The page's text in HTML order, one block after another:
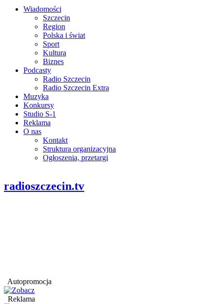
Wiadomości
Szczecin
Region
Polska i świat
Sport
Kultura
Biznes
Podcasty
Radio Szczecin
Radio Szczecin Extra
Muzyka
Konkursy
Studio S-1
Reklama
O nas
Kontakt
Struktura organizacyjna
Ogłoszenia, przetargi
radioszczecin.tv
Autopromocja
Reklama